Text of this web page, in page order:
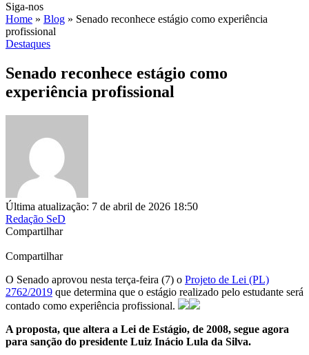
Siga-nos
Home » Blog » Senado reconhece estágio como experiência
profissional
Destaques
Senado reconhece estágio como
experiência profissional
Última atualização: 7 de abril de 2026 18:50
Redação SeD
Compartilhar
Compartilhar
O Senado aprovou nesta terça-feira (7) o Projeto de Lei (PL)
2762/2019 que determina que o estágio realizado pelo estudante será
contado como experiência profissional.
A proposta, que altera a Lei de Estágio, de 2008, segue agora
para sanção do presidente Luiz Inácio Lula da Silva.